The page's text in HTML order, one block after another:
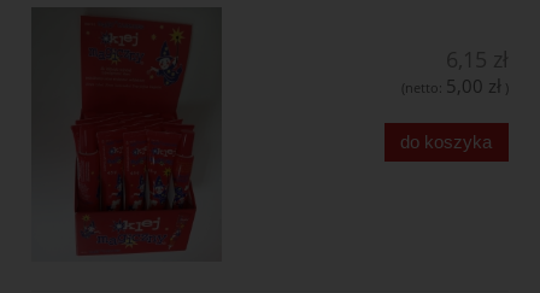
(netto: 5,00 zł )
do koszyka